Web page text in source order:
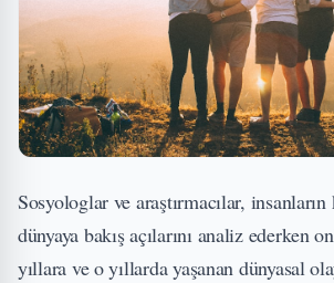
Sosyologlar ve araştırmacılar,
dünyaya bakış açılarını analiz ederken
yıllara ve o yıllarda yaşanan dünyasal